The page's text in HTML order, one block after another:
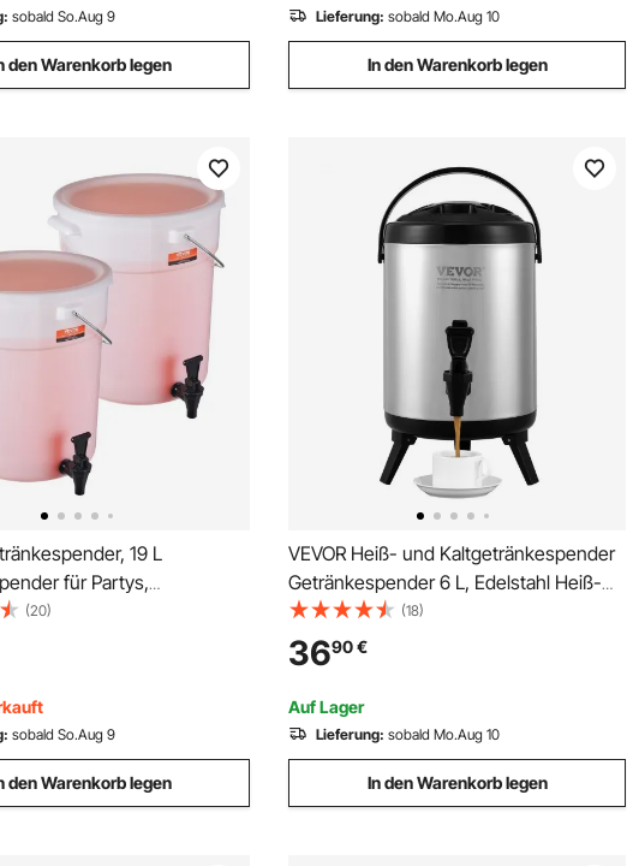
sobald So.Aug 9
den Warenkorb legen
Lieferung: sobald Mo.Aug 10
In den Warenkorb legen
19 L
für Partys,
aus Kunststoff mit
Deckel, Eistee-
Wasserspender, für
Hotels, Partys, 2er-Pack
(20)
sobald So.Aug 9
den Warenkorb legen
VEVOR Heiß- und Kaltgetränkespender
Getränkespender 6 L, Edelstahl Heiß-
und Kaltwasserbrunnen Großer
Getränkespender mit Zapfen für Kaffee,
Kalte Milch, Wasser, Saft usw.
Isolierkanne 1-2 Personen
(18)
3690€
Auf Lager
Lieferung: sobald Mo.Aug 10
In den Warenkorb legen